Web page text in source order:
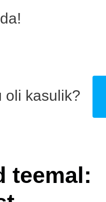
oli kasulik?
teemal: